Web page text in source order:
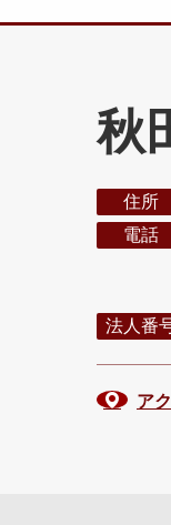
秋
住所
電話
法人番
ア